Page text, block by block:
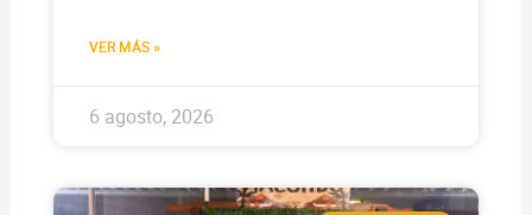
VER MÁS »
6 agosto, 2026